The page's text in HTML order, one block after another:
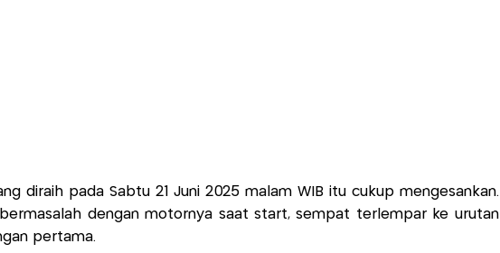
diraih pada Sabtu 21 Juni 2025 malam WIB itu cukup mengesankan.
bermasalah dengan motornya saat start, sempat terlempar ke urutan
pertama.